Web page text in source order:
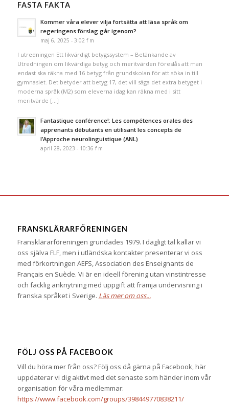
FASTA FAKTA
Kommer våra elever vilja fortsätta att läsa språk om
regeringens förslag går igenom?
maj 6, 2025 - 3:02 f m
I utredningen Ett likvärdigt betygssystem – Betänkande av
Utredningen om likvärdiga betyg och meritvärden föreslås att man
endast ska räkna med 16 betyg från grundskolan för att söka in till
gymnasiet. Det betyder att betyg 17, det vill säga det extra betyget i
moderna språk (M2) som eleverna idag kan räkna med i sitt
meritvärde […]
Fantastique conférence!: Les compétences orales des
apprenants débutants en utilisant les concepts de
l’Approche neurolinguistique (ANL)
april 28, 2023 - 10:36 f m
FRANSKLÄRARFÖRENINGEN
Fransklärarföreningen grundades 1979. I dagligt tal kallar vi
oss själva FLF, men i utländska kontakter presenterar vi oss
med förkortningen AEFS, Association des Enseignants de
Français en Suède. Vi är en ideell förening utan vinstintresse
och facklig anknytning med uppgift att främja undervisning i
franska språket i Sverige. Läs mer om oss...
FÖLJ OSS PÅ FACEBOOK
Vill du höra mer från oss? Följ oss då gärna på Facebook, här
uppdaterar vi dig aktivt med det senaste som händer inom vår
organisation för våra medlemmar:
https://www.facebook.com/groups/398449770838211/